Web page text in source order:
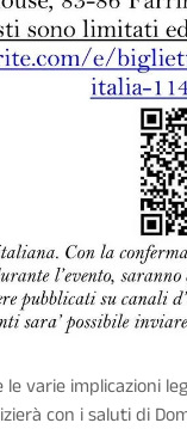
varie implicazioni
con i saluti di